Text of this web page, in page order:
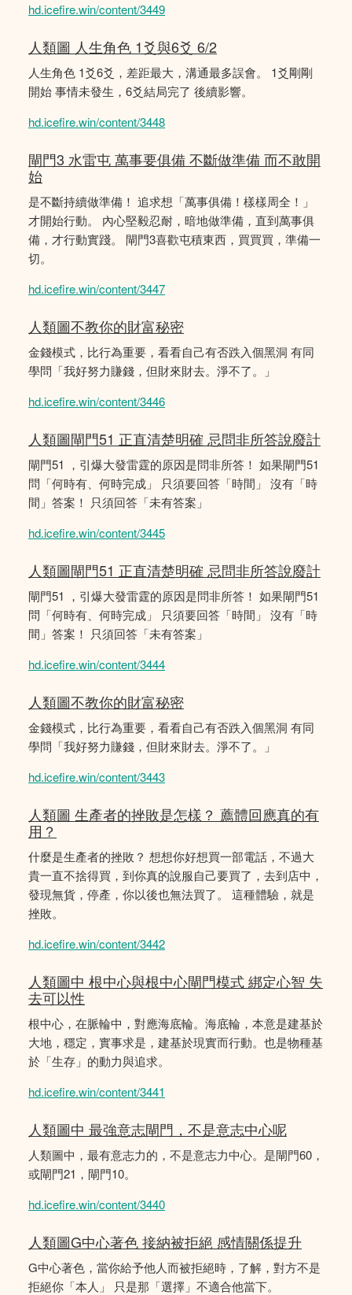
hd.icefire.win/content/3449
人類圖 人生角色 1爻與6爻 6/2
人生角色 1爻6爻，差距最大，溝通最多誤會。 1爻剛剛
開始 事情未發生，6爻結局完了 後續影響。
hd.icefire.win/content/3448
閘門3 水雷屯 萬事要俱備 不斷做準備 而不敢開
始
是不斷持續做準備！ 追求想「萬事俱備！樣樣周全！」
才開始行動。 內心堅毅忍耐，暗地做準備，直到萬事俱
備，才行動實踐。 閘門3喜歡屯積東西，買買買，準備一
切。
hd.icefire.win/content/3447
人類圖不教你的財富秘密
金錢模式，比行為重要，看看自己有否跌入個黑洞 有同
學問「我好努力賺錢，但財來財去。淨不了。」
hd.icefire.win/content/3446
人類圖閘門51 正直清楚明確 忌問非所答說廢計
閘門51 ，引爆大發雷霆的原因是問非所答！ 如果閘門51
問「何時有、何時完成」 只須要回答「時間」 沒有「時
間」答案！ 只須回答「未有答案」
hd.icefire.win/content/3445
人類圖閘門51 正直清楚明確 忌問非所答說廢計
閘門51 ，引爆大發雷霆的原因是問非所答！ 如果閘門51
問「何時有、何時完成」 只須要回答「時間」 沒有「時
間」答案！ 只須回答「未有答案」
hd.icefire.win/content/3444
人類圖不教你的財富秘密
金錢模式，比行為重要，看看自己有否跌入個黑洞 有同
學問「我好努力賺錢，但財來財去。淨不了。」
hd.icefire.win/content/3443
人類圖 生產者的挫敗是怎樣？ 薦體回應真的有
用？
什麼是生產者的挫敗？ 想想你好想買一部電話，不過大
貴一直不捨得買，到你真的說服自己要買了，去到店中，
發現無貨，停產，你以後也無法買了。 這種體驗，就是
挫敗。
hd.icefire.win/content/3442
人類圖中 根中心與根中心閘門模式 綁定心智 失
去可以性
根中心，在脈輪中，對應海底輪。海底輪，本意是建基於
大地，穩定，實事求是，建基於現實而行動。也是物種基
於「生存」的動力與追求。
hd.icefire.win/content/3441
人類圖中 最強意志閘門，不是意志中心呢
人類圖中，最有意志力的，不是意志力中心。是閘門60，
或閘門21，閘門10。
hd.icefire.win/content/3440
人類圖G中心著色 接納被拒絕 感情關係提升
G中心著色，當你給予他人而被拒絕時，了解，對方不是
拒絕你「本人」 只是那「選擇」不適合他當下。